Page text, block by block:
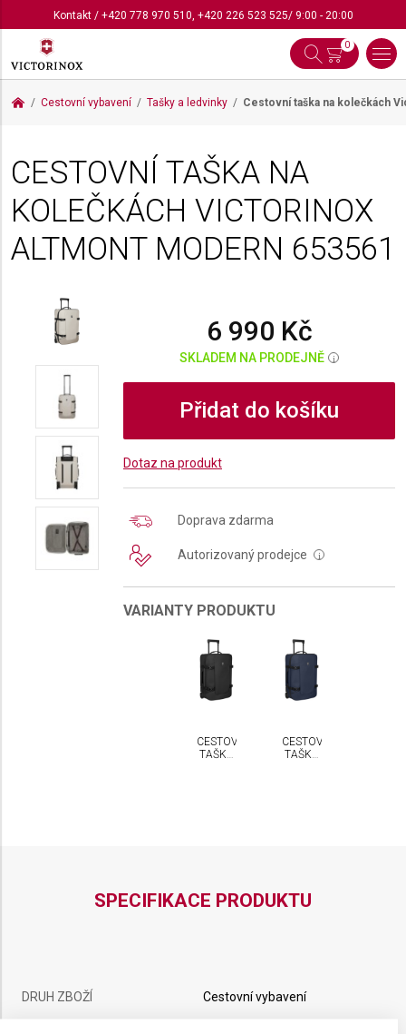
Kontakt/ +420 778 970 510, +420 226 523 525/ 9:00 - 20:00
0
Cestovní vybavení Tašky a ledvinky Cestovní taška na kolečkách
CESTOVNÍ TAŠKA NA
KOLEČKÁCH VICTORINOX
ALTMONT MODERN 653561
6 990 Kč
SKLADEM NA PRODEJNĚ i
Přidat do košíku
Dotaz na produkt
Doprava zdarma
Autorizovaný prodejce i
VARIANTY PRODUKTU
CESTOVNÍ
TAŠKA
CESTOVNÍ
TAŠKA
SPECIFIKACE PRODUKTU
DRUH ZBOŽÍ Cestovní vybavení